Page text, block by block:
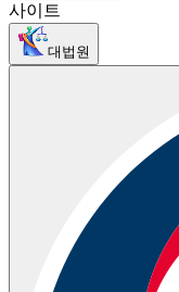
사이트
대법원